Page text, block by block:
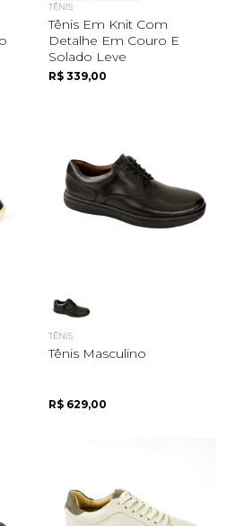
TÊNIS
Tênis Em Knit Com
Detalhe Em Couro E
Solado Leve
R$ 339,00
TÊNIS
Tênis Masculino
R$ 629,00